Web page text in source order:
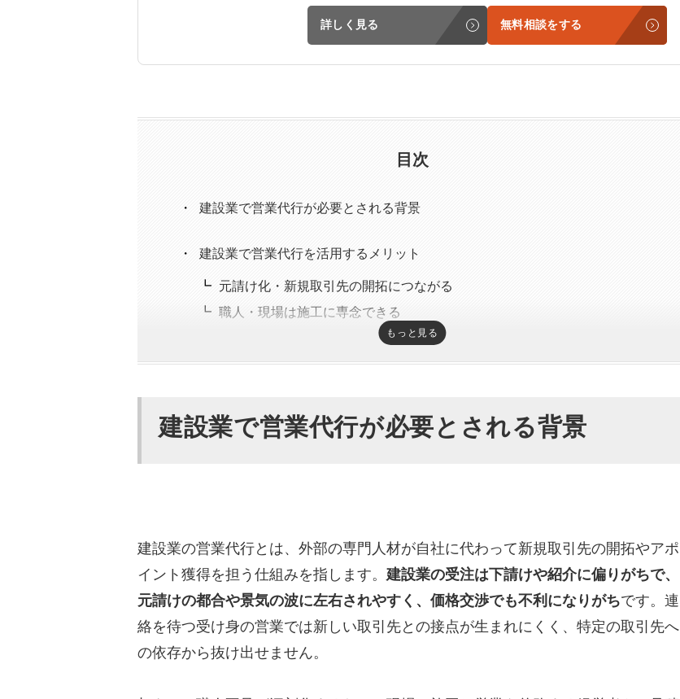
詳しく見る 無料相談をする
目次
建設業で営業代行が必要とされる背景
建設業で営業代行を活用するメリット
元請け化・新規取引先の開拓につながる
職人・現場は施工に専念できる
営業費を固定費から変動費に切り替えられる
建設業の営業代行会社の選び方
売上までスコープに含めているか
録音や文字起こしを共有してくれるか
建設業に強いおすすめの営業代行会社
カリトルくん（StockSun株式会社）
株式会社エグゼクティブ
もっと見る
建設業で営業代行が必要とされる背景
建設業の営業代行とは、外部の専門人材が自社に代わって新規取引先の開拓やアポ
イント獲得を担う仕組みを指します。 建設業の受注は下請けや紹介に偏りがちで、
元請けの都合や景気の波に左右されやすく、価格交渉でも不利になりがちです。連
絡を待つ受け身の営業では新しい取引先との接点が生まれにくく、特定の取引先へ
の依存から抜け出せません。